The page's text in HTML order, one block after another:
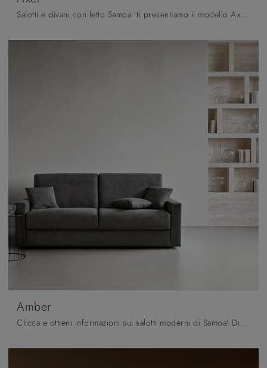
Salotti e divani con letto Samoa: ti presentiamo il modello Axel in tessuto per completare la zona giorno.
Amber
Clicca e ottieni informazioni sui salotti moderni di Samoa! Diversi modelli di divani, come Amber, ti attendono.